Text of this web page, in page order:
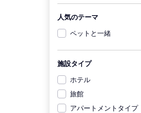
人気のテーマ
ペットと一緒
施設タイプ
ホテル
旅館
アパートメントタイプ